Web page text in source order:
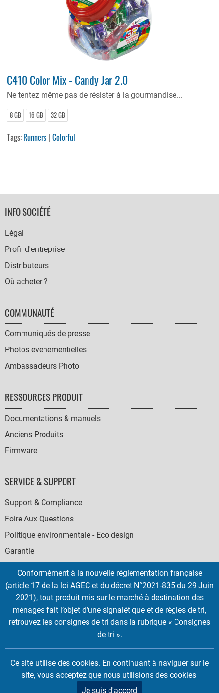
C410 Color Mix - Candy Jar 2.0
Ne tentez même pas de résister à la gourmandise...
8 GB 16 GB 32 GB
Tags: Runners |Colorful
FOOTER
NAVIGATION
INFO SOCIÉTÉ
Légal
Profil d'entreprise
Distributeurs
Où acheter ?
COMMUNAUTÉ
Communiqués de presse
Photos événementielles
Ambassadeurs Photo
RESSOURCES PRODUIT
Documentations & manuels
Anciens Produits
Firmware
SERVICE & SUPPORT
Support & Compliance
Foire Aux Questions
Politique environmentale - Eco design
Garantie
SOCIAL
ICONS
Deutsch Italian
Copyright © 2026 EMTEC, All rights reserved.
EMTEC® IS A REGISTERED TRADEMARK OF THE DEXXON GROUP.
Conformément à la nouvelle réglementation française
(article 17 de la loi AGEC et du décret N°2021-835 du 29 Juin
2021), tout produit mis sur le marché à destination des
ménages fait l’objet d’une signalétique et de règles de tri,
retrouvez les consignes de tri dans la rubrique « Consignes
de tri ».
Ce site utilise des cookies. En continuant à naviguer sur le
site, vous acceptez que nous utilisions des cookies.
Je suis d'accord